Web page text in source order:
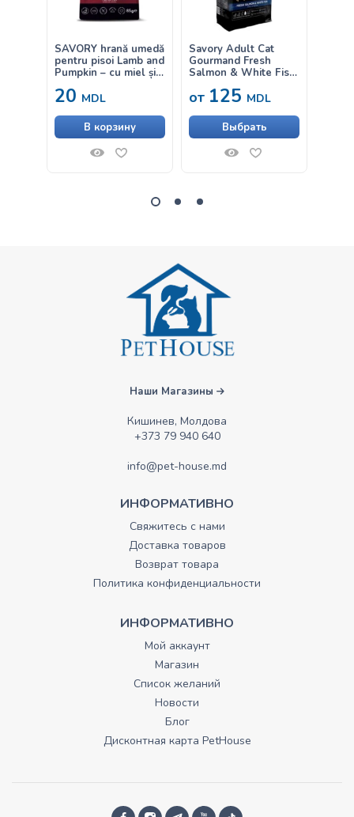
SAVORY hrană umedă
pentru pisoi Lamb and
Pumpkin – cu miel și
20 MDL
В корзину
Savory Adult Cat
Gourmand Fresh
Salmon & White Fish
echilibrată, cu
cereale, pe bază de
somon proaspăt și
pisici adulte
от 125 MDL
Выбрать
Наши Магазины
Кишинев, Молдова
+373 79 940 640
info@pet-house.md
ИНФОРМАТИВНО
Свяжитесь с нами
Доставка товаров
Возврат товара
Политика конфиденциальности
ИНФОРМАТИВНО
Мой аккаунт
Магазин
Список желаний
Новости
Блог
Дисконтная карта PetHouse